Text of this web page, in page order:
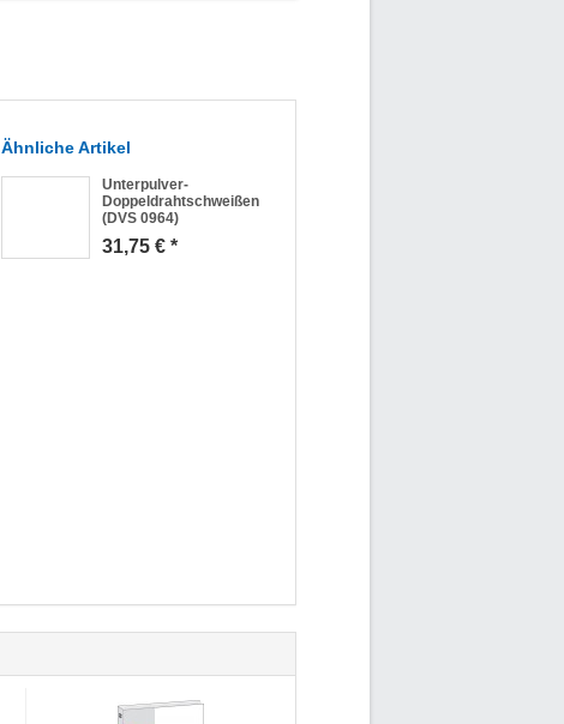
Ähnliche Artikel
Unterpulver-
Doppeldrahtschweißen
(DVS 0964)
31,75 € *